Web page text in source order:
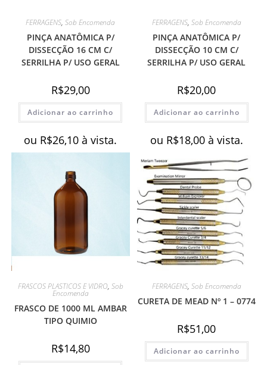
FERRAGENS,Sob Encomenda
PINÇA ANATÔMICA P/
DISSECÇÃO 16 CM C/
SERRILHA P/ USO GERAL
R$29,00
Adicionar ao carrinho
ou R$26,10 à vista.
FERRAGENS, Sob Encomenda
PINÇA ANATÔMICA P/
DISSECÇÃO 10 CM C/
SERRILHA P/ USO GERAL
R$20,00
Adicionar ao carrinho
ou R$18,00 à vista.
FRASCOS PLASTICOS E VIDRO, Sob
Encomenda
FRASCO DE 1000 ML AMBAR
TIPO QUIMIO
R$14,80
FERRAGENS, Sob Encomenda
CURETA DE MEAD Nº 1 – 0774
R$51,00
Adicionar ao carrinho